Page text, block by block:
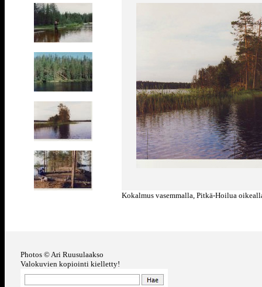
Kokalmus vasemmalla, Pitkä-Hoilua
Photos © Ari Ruusulaakso
Valokuvien kopiointi kielletty!